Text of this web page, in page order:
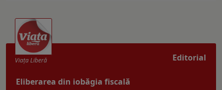
Editorial
Viaţa Liberă
Eliberarea din iobăgia fiscală